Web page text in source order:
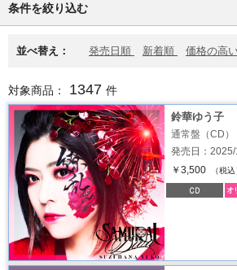
条件を絞り込む
並べ替え： 発売日順 新着順 価格の高
対象商品： 1347 件
鈴華ゆう子
通常盤（CD
発売日：
￥3,500
（税込